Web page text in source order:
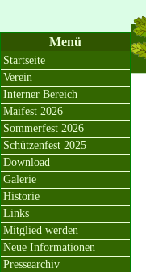
Menü
Startseite
Verein
Interner Bereich
Maifest 2026
Sommerfest 2026
Schützenfest 2025
Download
Galerie
Historie
Links
Mitglied werden
Neue Informationen
Pressearchiv